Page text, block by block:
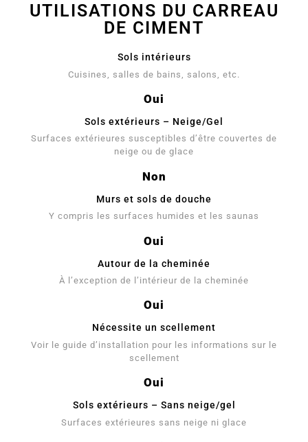
UTILISATIONS DU CARREAU
DE CIMENT
Sols intérieurs
Cuisines, salles de bains, salons, etc.
Oui
Sols extérieurs – Neige/Gel
Surfaces extérieures susceptibles d’être couvertes de
neige ou de glace
Non
Murs et sols de douche
Y compris les surfaces humides et les saunas
Oui
Autour de la cheminée
À l’exception de l’intérieur de la cheminée
Oui
Nécessite un scellement
Voir le guide d’installation pour les informations sur le
scellement
Oui
Sols extérieurs – Sans neige/gel
Surfaces extérieures sans neige ni glace